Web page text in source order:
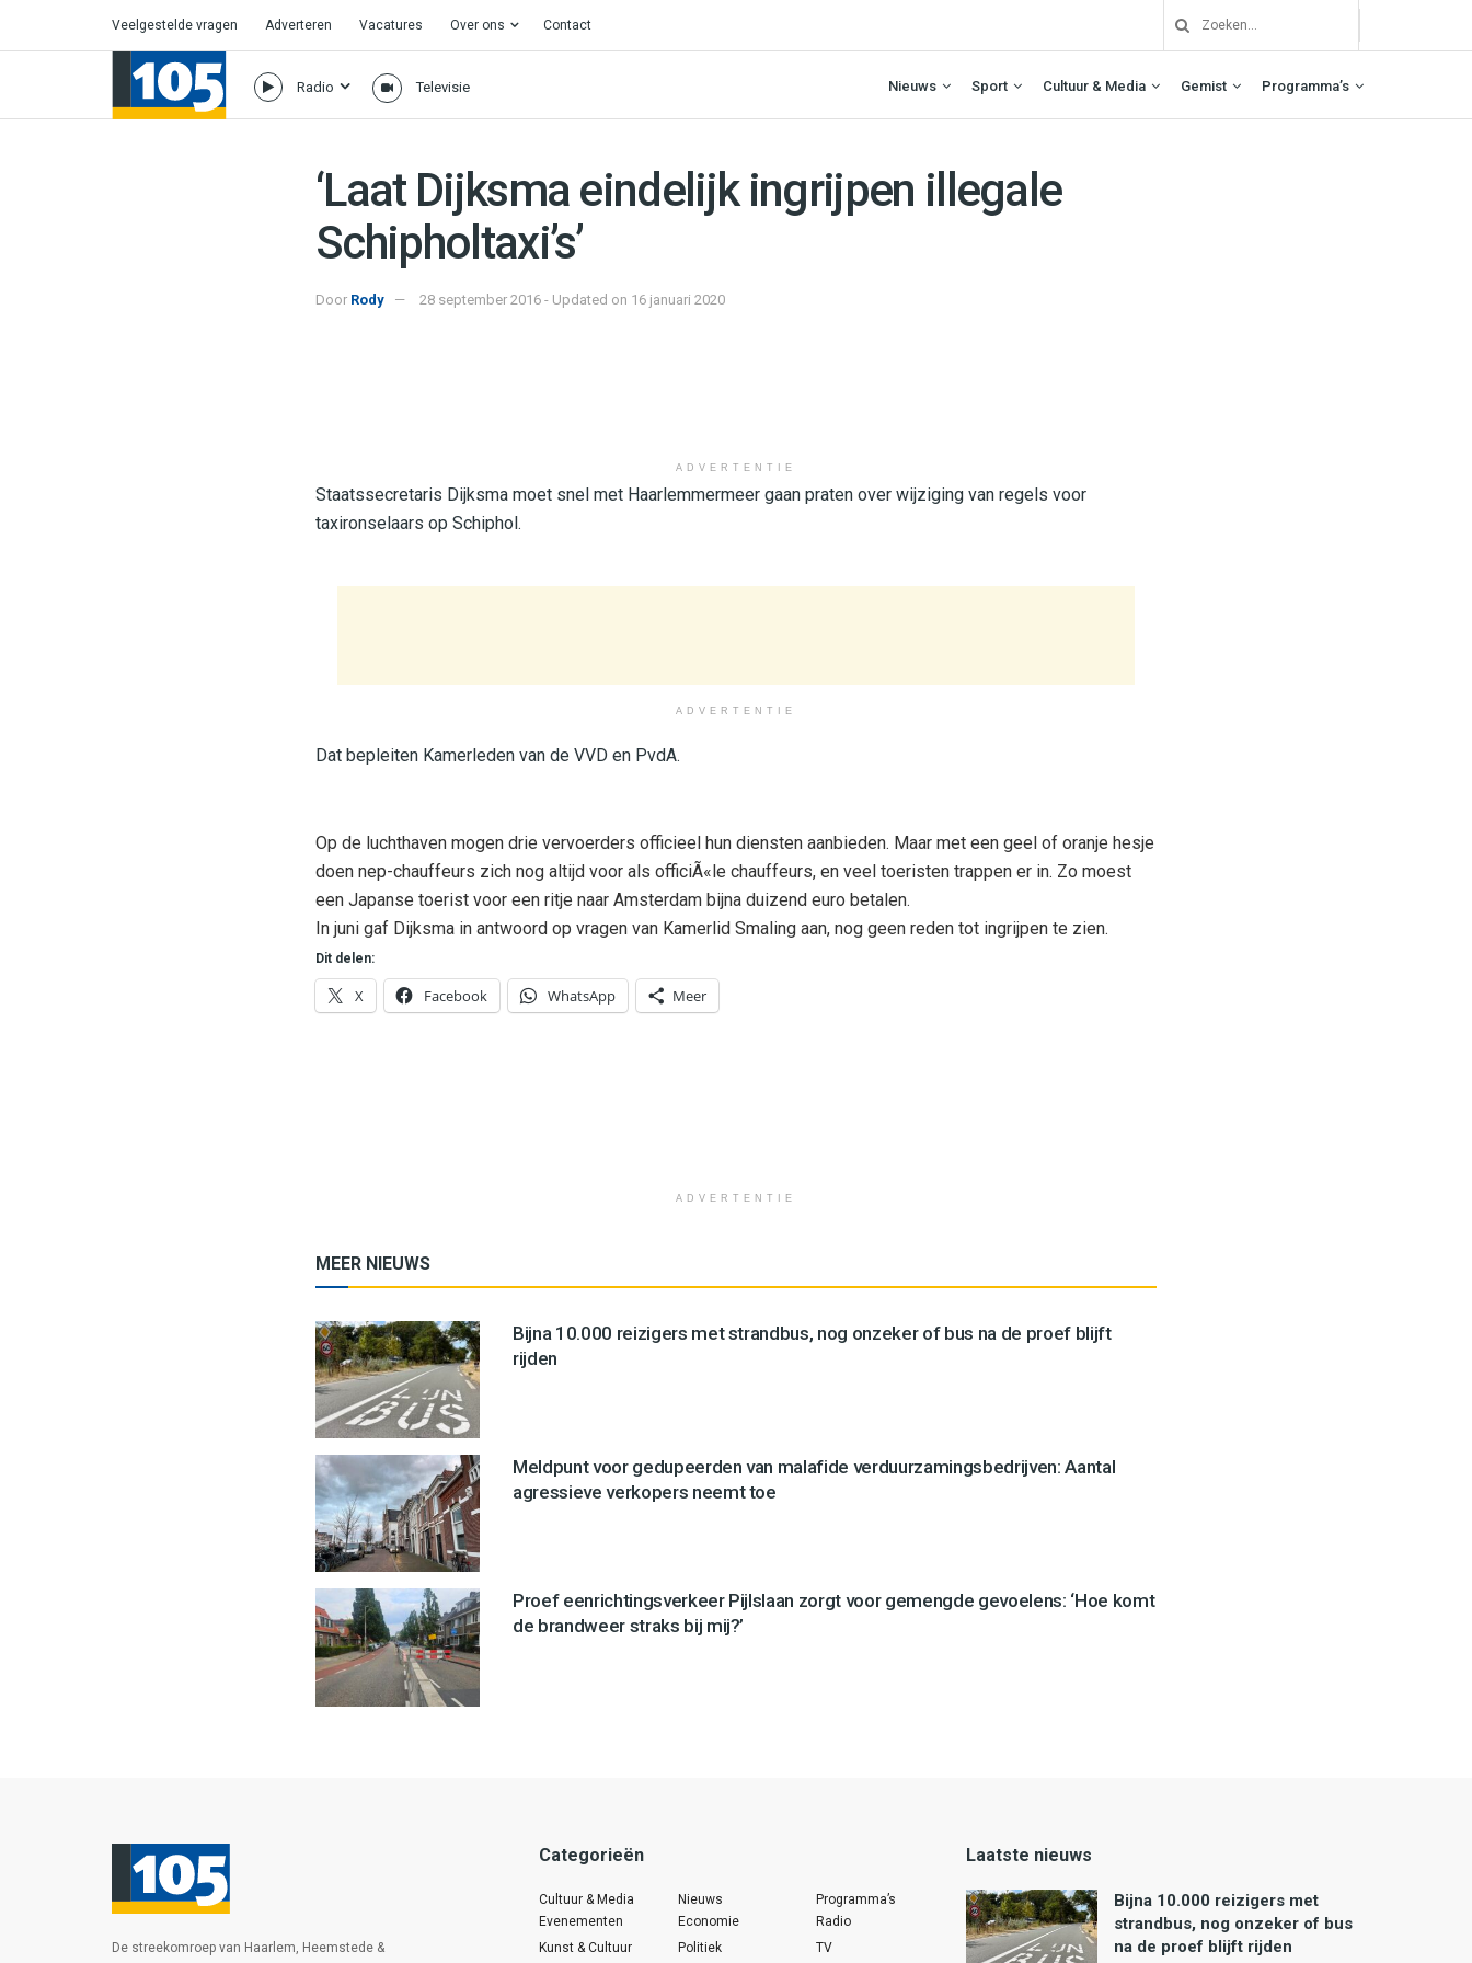
Veelgestelde vragen Adverteren Vacatures Over ons Contact
Radio Televisie Nieuws Sport Cultuur & Media Gemist Programma’s
‘Laat Dijksma eindelijk ingrijpen illegale
Schipholtaxi’s’
Door Rody 28 september 2016 - Updated on 16 januari 2020
ADVERTENTIE
Staatssecretaris Dijksma moet snel met Haarlemmermeer gaan praten over wijziging van regels voor
taxironselaars op Schiphol.
ADVERTENTIE
Dat bepleiten Kamerleden van de VVD en PvdA.
Op de luchthaven mogen drie vervoerders officieel hun diensten aanbieden. Maar met een geel of oranje hesje
doen nep-chauffeurs zich nog altijd voor als officiÃ«le chauffeurs, en veel toeristen trappen er in. Zo moest
een Japanse toerist voor een ritje naar Amsterdam bijna duizend euro betalen.
In juni gaf Dijksma in antwoord op vragen van Kamerlid Smaling aan, nog geen reden tot ingrijpen te zien.
Dit delen:
X Facebook WhatsApp Meer
ADVERTENTIE
MEER NIEUWS
Bijna 10.000 reizigers met strandbus, nog onzeker of bus na de proef blijft
rijden
Meldpunt voor gedupeerden van malafide verduurzamingsbedrijven: Aantal
agressieve verkopers neemt toe
Proef eenrichtingsverkeer Pijlslaan zorgt voor gemengde gevoelens: ‘Hoe komt
de brandweer straks bij mij?’
De streekomroep van Haarlem, Heemstede &
Categorieën
Cultuur & Media
Evenementen
Kunst & Cultuur
Nieuws
Economie
Politiek
Programma’s
Radio
TV
Laatste nieuws
Bijna 10.000 reizigers met
strandbus, nog onzeker of bus
na de proef blijft rijden